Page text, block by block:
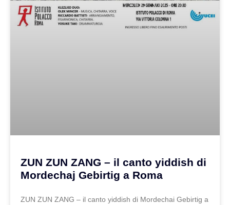
ZUN ZUN ZANG – il canto yiddish di
Mordechaj Gebirtig a Roma
ZUN ZUN ZANG – il canto yiddish di Mordechai Gebirtig a